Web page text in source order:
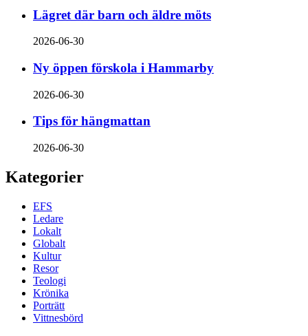
Lägret där barn och äldre möts
2026-06-30
Ny öppen förskola i Hammarby
2026-06-30
Tips för hängmattan
2026-06-30
Kategorier
EFS
Ledare
Lokalt
Globalt
Kultur
Resor
Teologi
Krönika
Porträtt
Vittnesbörd